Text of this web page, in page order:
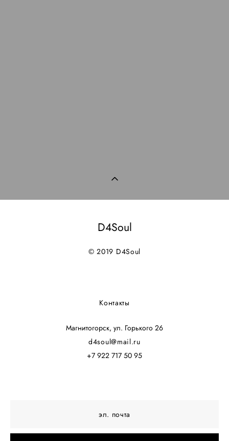
D4Soul
© 2019 D4Soul
Контакты
Магнитогорск, ул. Горького 26
d4soul@mail.ru
+7 922 717 50 95